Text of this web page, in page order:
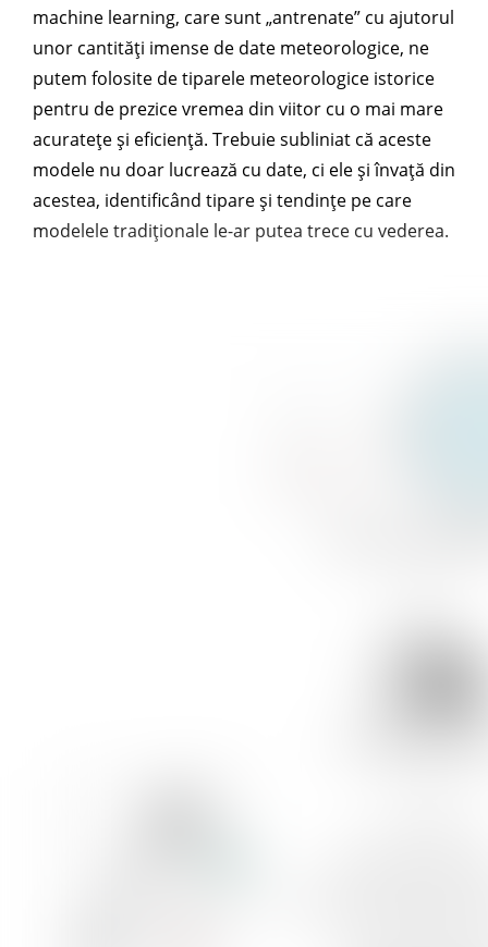
machine learning, care sunt „antrenate” cu ajutorul
unor cantități imense de date meteorologice, ne
putem folosite de tiparele meteorologice istorice
pentru de prezice vremea din viitor cu o mai mare
acuratețe și eficiență. Trebuie subliniat că aceste
modele nu doar lucrează cu date, ci ele și învață din
acestea, identificând tipare și tendințe pe care
modelele tradiționale le-ar putea trece cu vederea.